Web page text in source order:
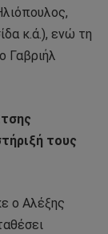
κ.ά.), ενώ τη
Γαβριήλ
τους
ο Αλέξης